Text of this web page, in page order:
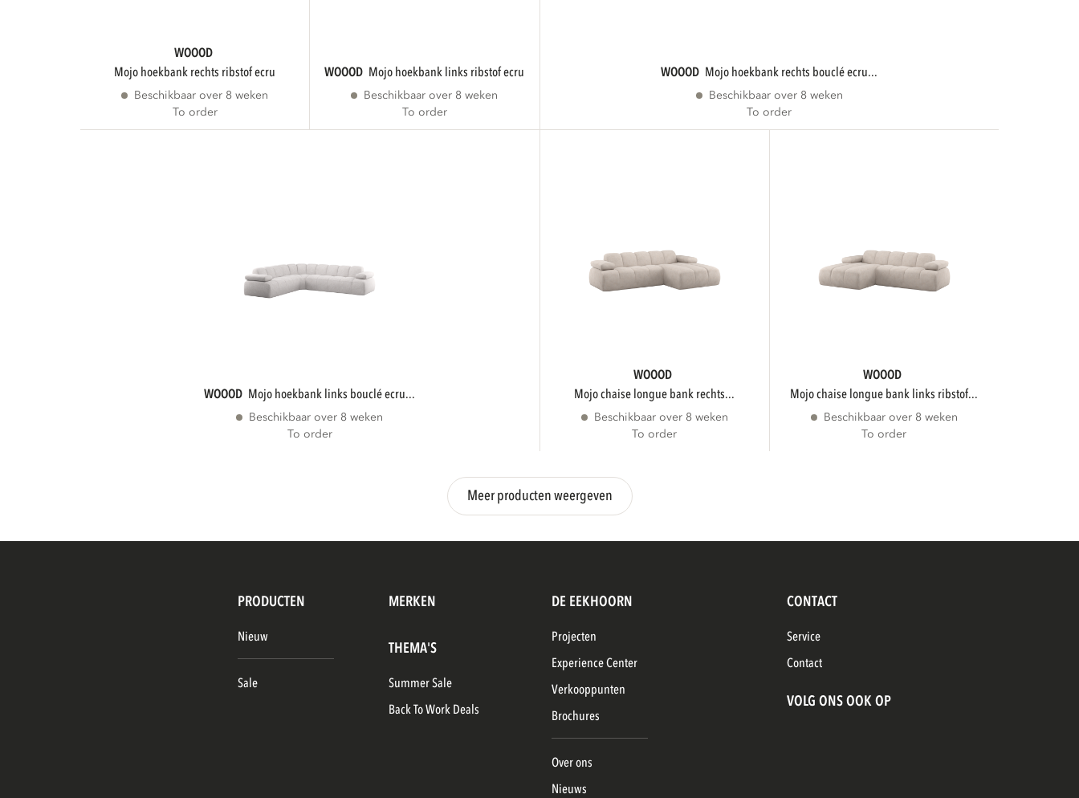
WOOOD
mojo hoekbank rechts ribstof ecru
Beschikbaar over 8 weken
To order
WOOOD mojo hoekbank links ribstof ecru
Beschikbaar over 8 weken
To order
WOOOD mojo hoekbank rechts bouclé ecru...
Beschikbaar over 8 weken
To order
WOOOD mojo hoekbank links bouclé ecru...
Beschikbaar over 8 weken
To order
WOOOD
mojo chaise longue bank rechts...
Beschikbaar over 8 weken
To order
WOOOD
mojo chaise longue bank links ribstof...
Beschikbaar over 8 weken
To order
Meer producten weergeven
PRODUCTEN MERKEN
Nieuw
Sale
THEMA'S
Summer Sale
Back To Work Deals
DE EEKHOORN
Projecten
Experience Center
Verkooppunten
Brochures
Over ons
Nieuws
CONTACT
Service
Contact
VOLG ONS OOK OP